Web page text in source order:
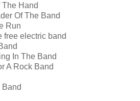
Hand
Of The Band
Run
free electric band
In The Band
A Rock Band